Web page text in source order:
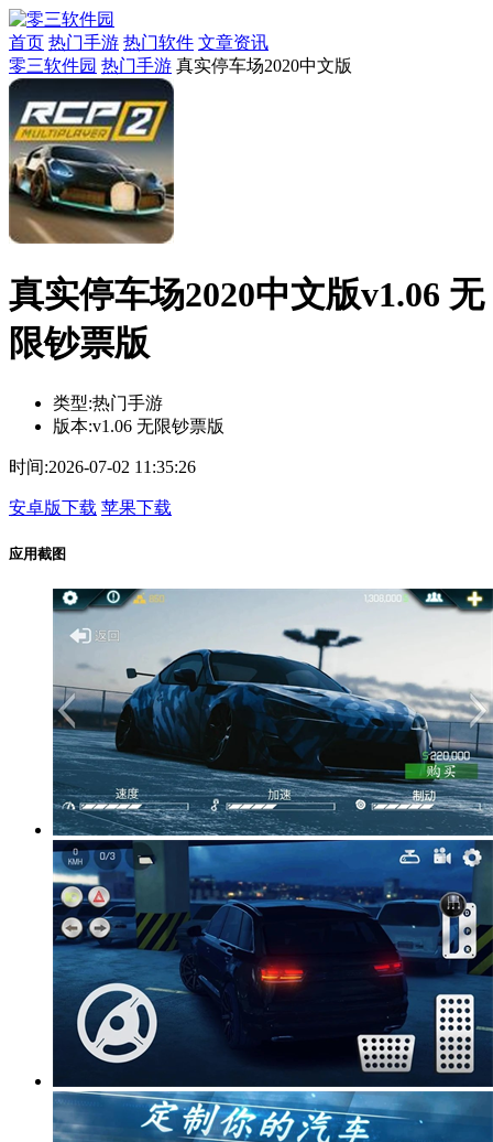
首页 热门手游 热门软件 文章资讯
零三软件园 热门手游 真实停车场2020中文版
真实停车场2020中文版v1.06 无
限钞票版
类型:热门手游
版本:v1.06 无限钞票版
时间:2026-07-02 11:35:26
安卓版下载 苹果下载
应用截图